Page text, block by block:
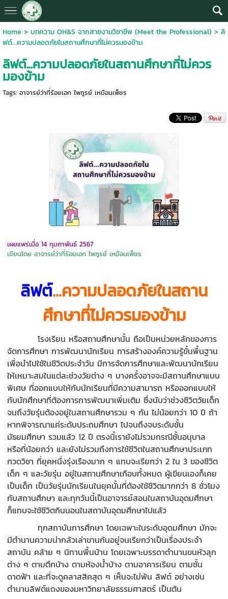
Home > บทความ OH&S จากสายงานวิชาชีพ (Meet the Professional) > ลิ
ฟต์...ความปลอดภัยในสถานศึกษาที่ไม่ควรมองข้าม
ลิฟต์...ความปลอดภัยในสถานศึกษาที่ไม่ควร
มองข้าม
Tags: อาจารย์ว่าที่ร้อยเอก ไพฑูรย์ เหมือนเพ็ชร
เผยแพร่เมื่อ 14 กุมภาพันธ์ 2567
เขียนโดย อาจารย์ว่าที่ร้อยเอก ไพฑูรย์ เหมือนเพ็ชร
ลิฟต์...ความปลอดภัยในสถาน
ศึกษาที่ไม่ควรมองข้าม
โรงเรียน หรือสถานศึกษานั้น ถือเป็นหน่วยหลักของการ
จัดการศึกษา การพัฒนานักเรียน การสร้างองค์ความรู้ขั้นพื้นฐาน
เพื่อนำไปใช้ในชีวิตประจำวัน มีการจัดการศึกษาและพัฒนานักเรียน
ให้เหมาะสมในแต่ละช่วงวัยต่าง ๆ บางครั้งอาจจะมีสถานศึกษาแบบ
พิเศษ ที่ออกแบบให้กับนักเรียนที่มีความสามารถ หรือออกแบบให้
กับนักศึกษาที่ต้องการการพัฒนาเพิ่มเติม ซึ่งนับว่าช่วงชีวิตวัยเด็ก
จนถึงวัยรุ่นต้องอยู่ในสถานศึกษารวม ๆ กัน ไม่น้อยกว่า 10 ปี ถ้า
หากพิจารณาแค่ระดับประถมศึกษา ไปจนถึงจบระดับชั้น
มัธยมศึกษา รวมแล้ว 12 ปี ตรงนี้เรายังไม่รวมกรณีชั้นอนุบาล
หรือที่น้อยกว่า และยังไม่รวมถึงการใช้ชีวิตในสถานศึกษาประเภท
กวดวิชา ที่ยุคหนึ่งรุ่งเรืองมาก ๆ แทบจะเรียกว่า 2 ใน 3 ของชีวิต
เด็ก ๆ และวัยรุ่น อยู่ในสถานศึกษาเกือบทั้งหมด ผู้เขียนเองก็เคย
เป็นเด็ก เป็นวัยรุ่นนักเรียนในยุคนั้นที่ต้องใช้ชีวิตมากกว่า 8 ชั่วโมง
กับสถานศึกษา และทุกวันนี้เป็นอาจารย์สอนในสถาบันอุดมศึกษา
ก็แทบจะใช้ชีวิตกินนอนในสถาบันอุดมศึกษาไปแล้ว
ทุกสถาบันการศึกษา โดยเฉพาะในระดับอุดมศึกษา มักจะ
มีตำนานความน่ากลัวเล่าขานกันอยู่จนเรียกว่าเป็นเรื่องประจำ
สถาบัน คล้าย ๆ นิทานพื้นบ้าน โดยเฉพาะบรรดาตำนานขนหัวลุก
ต่าง ๆ ตามตึกบ้าง ตามห้องน้ำบ้าง ตามอาคารเรียน ตามชั้น
ดาดฟ้า และที่จะดูคลาสสิคสุด ๆ เห็นจะไม่พ้น ลิฟต์ อย่างเช่น
ตำนานลิฟต์แดงของมหาวิทยาลัยธรรมศาสตร์ เป็นต้น